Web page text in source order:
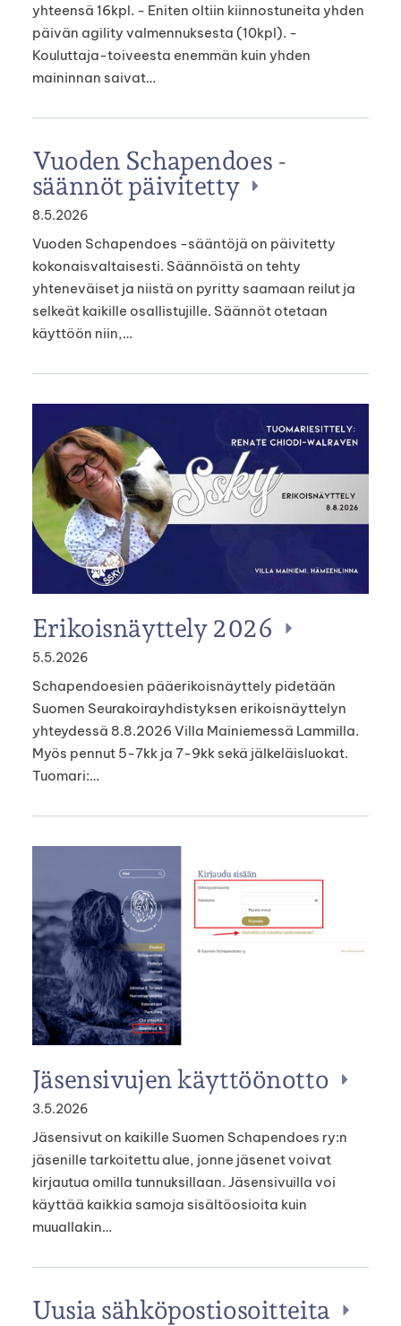
yhteensä 16kpl. - Eniten oltiin kiinnostuneita yhden
päivän agility valmennuksesta (10kpl). -
Kouluttaja-toiveesta enemmän kuin yhden
maininnan saivat…
Vuoden Schapendoes -
säännöt päivitetty
8.5.2026
Vuoden Schapendoes -sääntöjä on päivitetty
kokonaisvaltaisesti. Säännöistä on tehty
yhteneväiset ja niistä on pyritty saamaan reilut ja
selkeät kaikille osallistujille. Säännöt otetaan
käyttöön niin,…
Erikoisnäyttely 2026
5.5.2026
Schapendoesien pääerikoisnäyttely pidetään
Suomen Seurakoirayhdistyksen erikoisnäyttelyn
yhteydessä 8.8.2026 Villa Mainiemessä Lammilla.
Myös pennut 5-7kk ja 7-9kk sekä jälkeläisluokat.
Tuomari:…
Jäsensivujen käyttöönotto
3.5.2026
Jäsensivut on kaikille Suomen Schapendoes ry:n
jäsenille tarkoitettu alue, jonne jäsenet voivat
kirjautua omilla tunnuksillaan. Jäsensivuilla voi
käyttää kaikkia samoja sisältöosioita kuin
muuallakin…
Uusia sähköpostiosoitteita